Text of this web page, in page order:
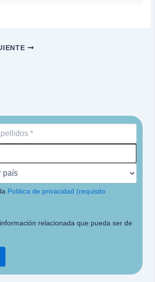
Política de privacidad (requisito
relacionada que pueda ser de